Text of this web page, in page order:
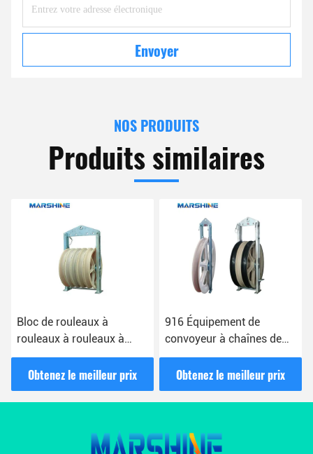
Envoyer
NOS PRODUITS
Produits similaires
Bloc de rouleaux à
rouleaux à rouleaux à
rouleaux à rouleaux à
rouleaux à rouleaux à
rouleaux à rouleaux à
rouleaux à rouleaux à
rouleaux à rouleaux à
Obtenez le meilleur prix
916 Équipement de
convoyeur à chaînes de
conducteurs universels en
aluminium
Obtenez le meilleur prix